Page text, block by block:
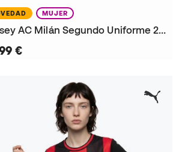
MUJER
Jersey AC Milán Segundo Uniforme 2026-2027 Mujer
€